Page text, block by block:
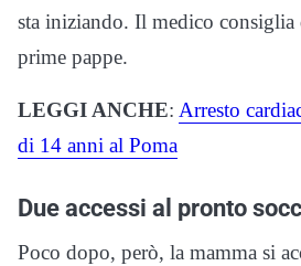
sta iniziando. Il medico
prime pappe.
LEGGI ANCHE: Arresto
di 14 anni al Poma
Due accessi al pronto
Poco dopo, però, la mamma si